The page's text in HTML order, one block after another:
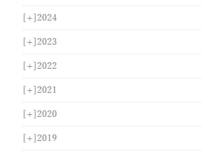
[+] 2024
[+] 2023
[+] 2022
[+] 2021
[+] 2020
[+] 2019